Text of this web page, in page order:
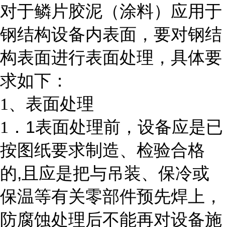
对于鳞片胶泥（涂料）应用于
钢结构设备内表面，要对钢结
构表面进行表面处理，具体要
求如下：
1、表面处理
1 ． 1表面处理前，设备应是已
按图纸要求制造、检验合格
的, 且应是把与吊装、保冷或
保温等有关零部件预先焊上，
防腐蚀处理后不能再对设备施